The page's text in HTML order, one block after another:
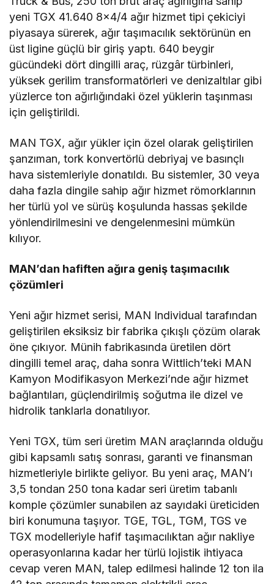
yeni TGX 41.640 8×4/4 ağır hizmet tipi çekiciyi
piyasaya sürerek, ağır taşımacılık sektörünün en
üst ligine güçlü bir giriş yaptı. 640 beygir
gücündeki dört dingilli araç, rüzgâr türbinleri,
yüksek gerilim transformatörleri ve denizaltılar gibi
yüzlerce ton ağırlığındaki özel yüklerin taşınması
için geliştirildi.
MAN TGX, ağır yükler için özel olarak geliştirilen
şanzıman, tork konvertörlü debriyaj ve basınçlı
hava sistemleriyle donatıldı. Bu sistemler, 30 veya
daha fazla dingile sahip ağır hizmet römorklarının
her türlü yol ve sürüş koşulunda hassas şekilde
yönlendirilmesini ve dengelenmesini mümkün
kılıyor.
MAN’dan hafiften ağıra geniş taşımacılık
çözümleri
Yeni ağır hizmet serisi, MAN Individ­ual tarafından
geliştirilen eksiksiz bir fabrika çıkışlı çözüm olarak
öne çıkıyor. Münih fabrikasında üretilen dört
dingilli temel araç, daha sonra Wittlich’teki MAN
Kamyon Modifikasyon Merkezi’nde ağır hizmet
bağlantıları, güçlendirilmiş soğutma ile dizel ve
hidrolik tanklarla donatılıyor.
Yeni TGX, tüm seri üretim MAN araçlarında olduğu
gibi kapsamlı satış sonrası, garanti ve finansman
hizmetleriyle birlikte geliyor. Bu yeni araç, MAN’ı
3,5 tondan 250 tona kadar seri üretim tabanlı
komple çözümler sunabilen az sayıdaki üreticiden
biri konumuna taşıyor. TGE, TGL, TGM, TGS ve
TGX modelleriyle hafif taşımacılıktan ağır nakliye
operasyonlarına kadar her türlü lojistik ihtiyaca
cevap veren MAN, talep edilmesi halinde 12 ton ila